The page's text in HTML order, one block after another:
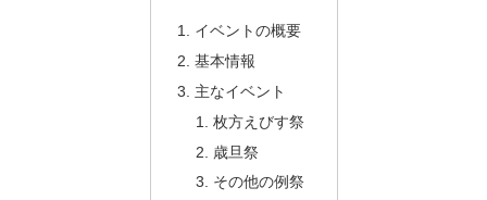
イベントの概要
基本情報
主なイベント
枚方えびす祭
歳旦祭
その他の例祭